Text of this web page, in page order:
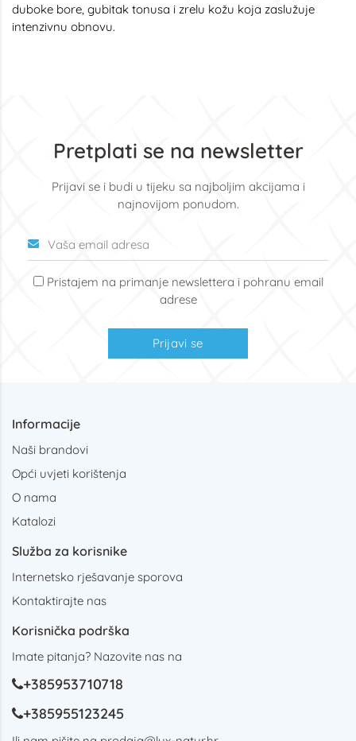
duboke bore, gubitak tonusa i zrelu kožu koja zaslužuje
intenzivnu obnovu.
Pretplati se na newsletter
Prijavi se i budi u tijeku sa najboljim akcijama i
najnovijom ponudom.
Pristajem na primanje newslettera i pohranu email
adrese
Prijavi se
Informacije
Naši brandovi
Opći uvjeti korištenja
O nama
Katalozi
Služba za korisnike
Internetsko rješavanje sporova
Kontaktirajte nas
Korisnička podrška
Imate pitanja? Nazovite nas na
+385953710718
+385955123245